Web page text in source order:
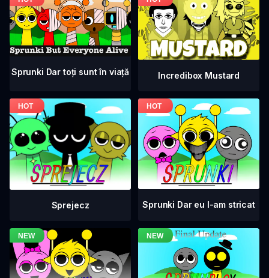
Sprunki Dar toți sunt în viață Incredibox Mustard
Sprejecz Sprunki Dar eu l-am stricat